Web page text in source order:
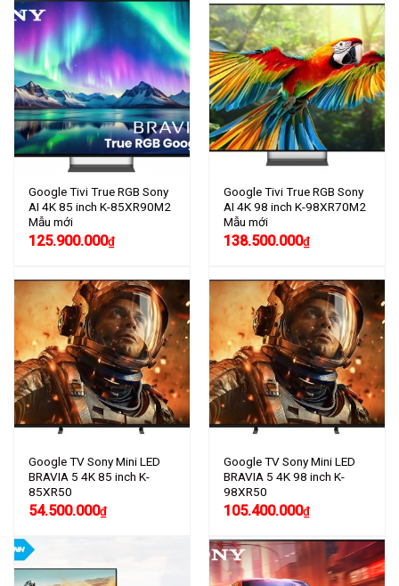
Google Tivi True RGB Sony
AI 4K 85 inch K-85XR90M2
Mẫu mới
125.900.000₫
Google Tivi True RGB Sony
AI 4K 98 inch K-98XR70M2
Mẫu mới
138.500.000₫
Google TV Sony Mini LED
BRAVIA 5 4K 85 inch K-
85XR50
54.500.000₫
Google TV Sony Mini LED
BRAVIA 5 4K 98 inch K-
98XR50
105.400.000₫